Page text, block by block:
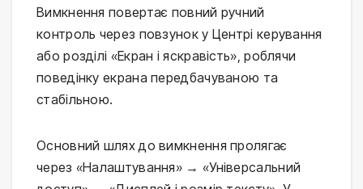
Вимкнення повертає повний ручний
контроль через повзунок у Центрі керування
або розділі «Екран і яскравість», роблячи
поведінку екрана передбачуваною та
стабільною.
Основний шлях до вимкнення пролягає
через «Налаштування» → «Універсальний